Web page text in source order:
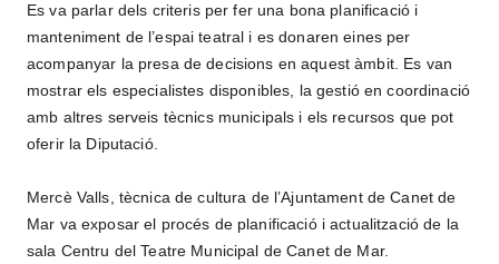
Segueix-nos a
Es va parlar dels criteris per fer una bona planificació i
manteniment de l’espai teatral i es donaren eines per
acompanyar la presa de decisions en aquest àmbit. Es van
mostrar els especialistes disponibles, la gestió en coordinació
amb altres serveis tècnics municipals i els recursos que pot
oferir la Diputació.
Mercè Valls, tècnica de cultura de l’Ajuntament de Canet de
Mar va exposar el procés de planificació i actualització de la
sala Centru del Teatre Municipal de Canet de Mar.